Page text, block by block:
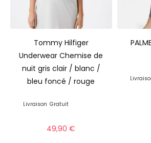
Tommy Hilfiger
Underwear Chemise de
nuit gris clair / blanc /
bleu foncé / rouge
Livraison Gratuit
49,90€